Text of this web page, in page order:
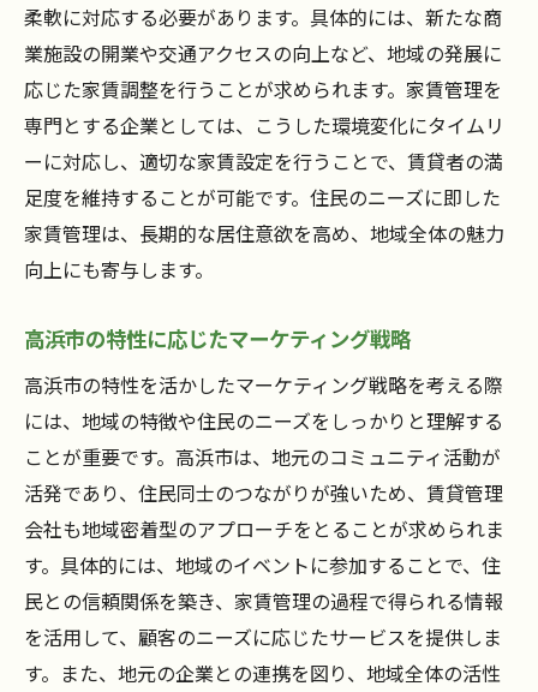
柔軟に対応する必要があります。具体的には、新たな商
業施設の開業や交通アクセスの向上など、地域の発展に
応じた家賃調整を行うことが求められます。家賃管理を
専門とする企業としては、こうした環境変化にタイムリ
ーに対応し、適切な家賃設定を行うことで、賃貸者の満
足度を維持することが可能です。住民のニーズに即した
家賃管理は、長期的な居住意欲を高め、地域全体の魅力
向上にも寄与します。
高浜市の特性に応じたマーケティング戦略
高浜市の特性を活かしたマーケティング戦略を考える際
には、地域の特徴や住民のニーズをしっかりと理解する
ことが重要です。高浜市は、地元のコミュニティ活動が
活発であり、住民同士のつながりが強いため、賃貸管理
会社も地域密着型のアプローチをとることが求められま
す。具体的には、地域のイベントに参加することで、住
民との信頼関係を築き、家賃管理の過程で得られる情報
を活用して、顧客のニーズに応じたサービスを提供しま
す。また、地元の企業との連携を図り、地域全体の活性